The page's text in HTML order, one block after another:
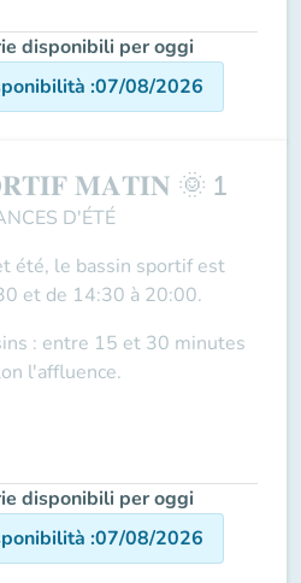
disponibili per oggi
:07/08/2026
𝐌𝐀𝐓𝐈𝐍 🌞 1
D'ÉTÉ
été, le bassin sportifest
et de 14:30 à 20:00.
: entre 15 et 30 minutes
l'affluence.
disponibili per oggi
:07/08/2026